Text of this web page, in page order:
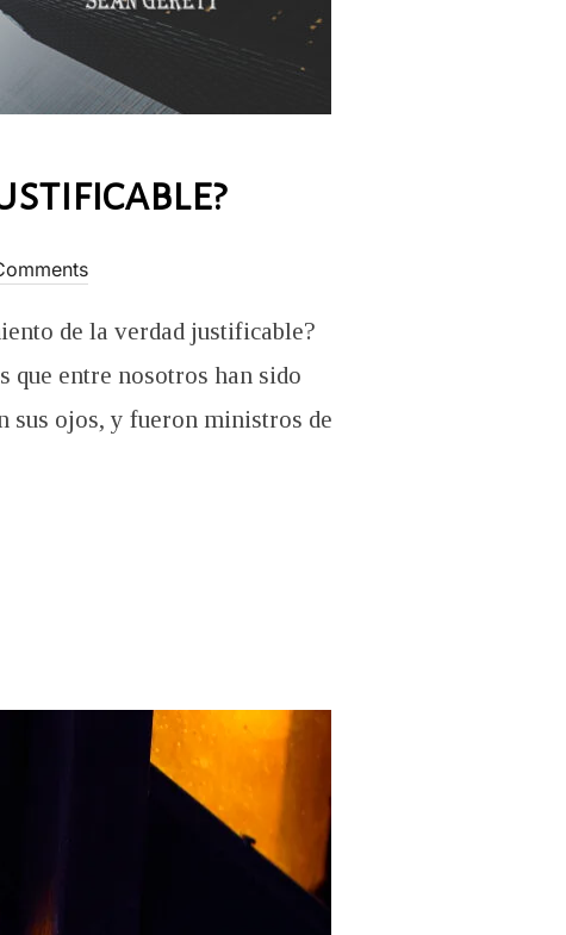
de la verdad justificable?
que entre nosotros han sido
sus ojos, y fueron ministros de